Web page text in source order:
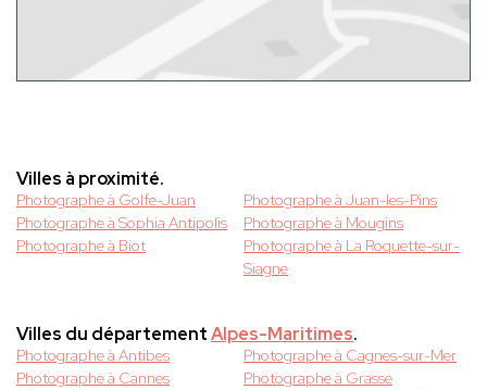
Villes à proximité.
Photographe à Golfe-Juan
Photographe à Juan-les-Pins
Photographe à Sophia Antipolis
Photographe à Mougins
Photographe à Biot
Photographe à La Roquette-sur-
Siagne
Villes du départementAlpes-Maritimes.
Photographe à Antibes
Photographe à Cagnes-sur-Mer
Photographe à Cannes
Photographe à Grasse